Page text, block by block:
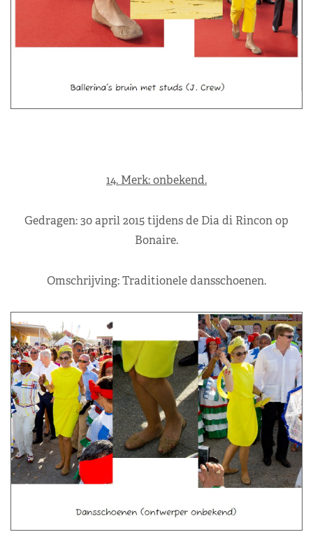
14. Merk: onbekend.
Gedragen: 30 april 2015 tijdens de Dia di Rincon op
Bonaire.
Omschrijving: Traditionele dansschoenen.